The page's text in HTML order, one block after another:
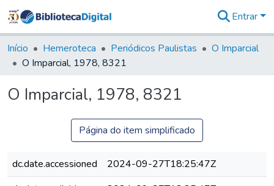
&
Coleções
Tudo na
Digital
Entrar
Início Hemeroteca Periódicos Paulistas
O Imparcial
O Imparcial, 1978, 8321
O Imparcial, 1978, 8321
Página do item simplificado
dc.date.accessioned
2024-09-27T18:25:47Z